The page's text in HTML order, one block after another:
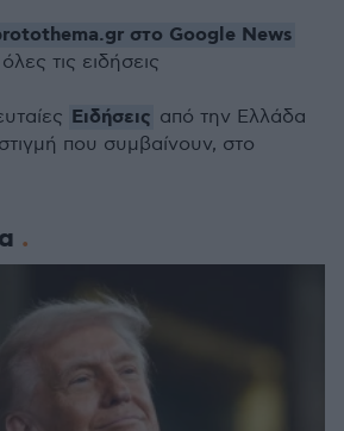
στο Google News
τις ειδήσεις
Ειδήσεις από την Ελλάδα
που συμβαίνουν, στο